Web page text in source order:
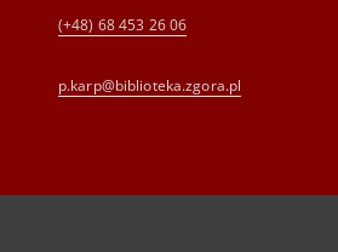
(+48) 68 453 26 06
p.karp@biblioteka.zgora.pl